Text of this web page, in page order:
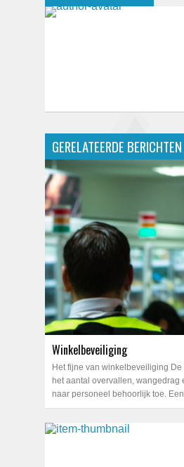
GERELATEERDE BERICHTEN
Winkelbeveiliging
Het fijne van winkelbeveiliging
het aantal overvallen, wangedrag
naar personeel behoorlijk toe.